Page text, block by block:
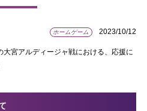
ホームゲーム 2023/10/12
宮アルディージャ戦における、応援に